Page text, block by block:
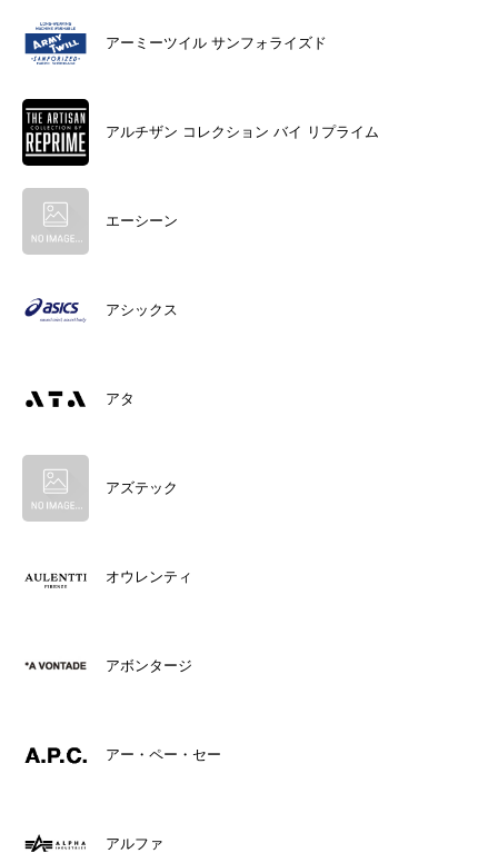
アーミーツイル サンフォライズド
アルチザン コレクション バイ リプライム
エーシーン
アシックス
アタ
アズテック
オウレンティ
アボンタージ
アー・ペー・セー
アルファ